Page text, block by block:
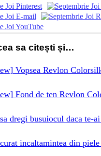
sa citești și…
Vopsea Revlon
Fond de ten Revlon
dregi busuiocul daca te-
incaltamintea din